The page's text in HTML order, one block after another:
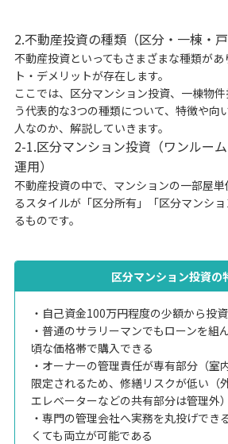
2.不動産投資の種類（区分・一棟・戸
不動産投資といってもさまざまな種類が
ト・デメリットが存在します。
ここでは、区分マンション投資、一棟物
う代表的な3つの種類について、特徴や向
人なのか、解説していきます。
2-1.区分マンション投資（ワンルー
運用）
不動産投資の中で、マンションの一部屋
るスタイルが「区分所有」「区分マンシ
るものです。
区分マンション投資の
・自己資金100万円程度の少額から投
・普通のサラリーマンでもローンを組
頃な価格帯で購入できる
・オーナーの管理責任が専有部分（室
限定されるため、修繕リスクが低い（
エレベーターなどの共有部分は管理外）
・専門の管理会社へ実務を丸投げでき
くても両立が可能である